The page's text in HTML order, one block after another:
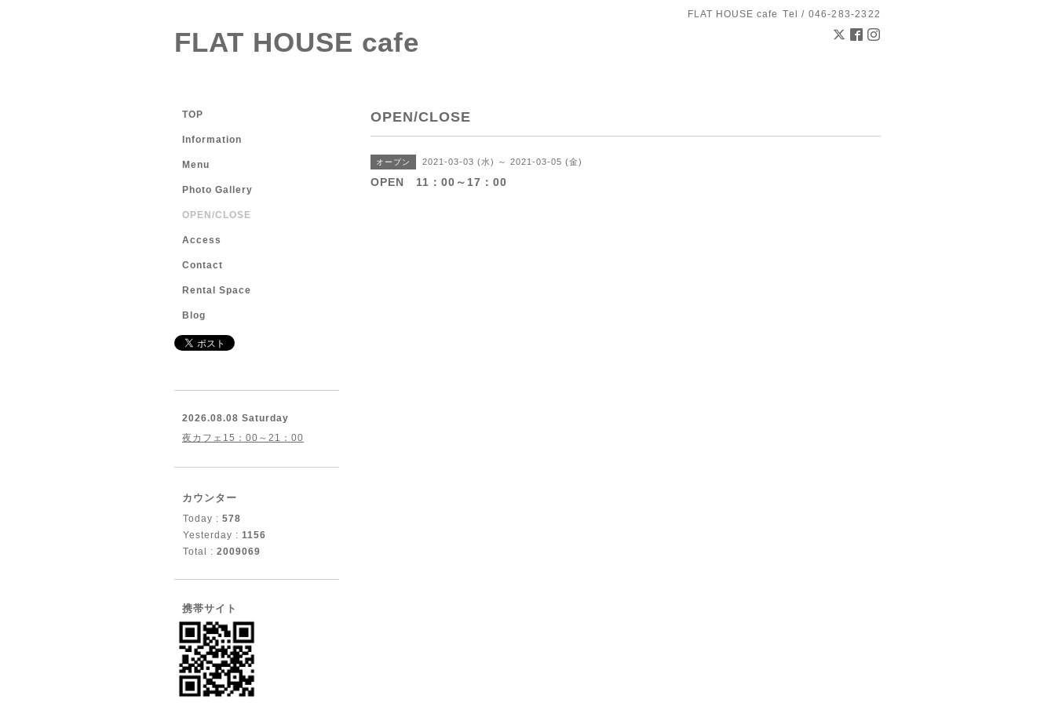
FLAT HOUSE cafe Tel / 046-283-2322
FLAT HOUSE cafe
OPEN/CLOSE
オープン 2021-03-03 (水) ～ 2021-03-05 (金)
OPEN 11：00～17：00
TOP
Information
Menu
Photo Gallery
OPEN/CLOSE
Access
Contact
Rental Space
Blog
2026.08.08 Saturday
夜カフェ15：00～21：00
カウンター
Today : 578
Yesterday : 1156
Total : 2009069
携帯サイト